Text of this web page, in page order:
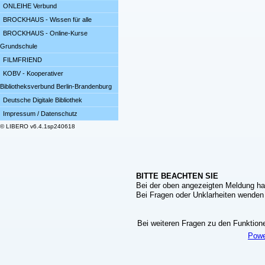
ONLEIHE Verbund
BROCKHAUS - Wissen für alle
BROCKHAUS - Online-Kurse
Grundschule
FILMFRIEND
KOBV - Kooperativer
Bibliotheksverbund Berlin-Brandenburg
Deutsche Digitale Bibliothek
Impressum / Datenschutz
© LIBERO v6.4.1sp240618
BITTE BEACHTEN SIE
Bei der oben angezeigten Meldung
Bei Fragen oder Unklarheiten
Bei weiteren Fragen zu den